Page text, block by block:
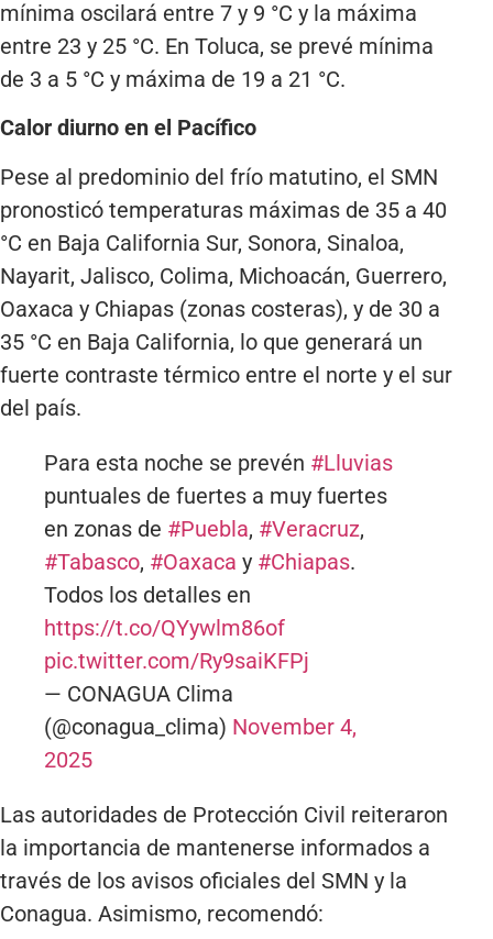
mínima oscilará entre 7 y 9 °C y la máxima
entre 23 y 25 °C. En Toluca, se prevé mínima
de 3 a 5 °C y máxima de 19 a 21 °C.
Calor diurno en el Pacífico
Pese al predominio del frío matutino, el SMN
pronosticó temperaturas máximas de 35 a 40
°C en Baja California Sur, Sonora, Sinaloa,
Nayarit, Jalisco, Colima, Michoacán, Guerrero,
Oaxaca y Chiapas (zonas costeras), y de 30 a
35 °C en Baja California, lo que generará un
fuerte contraste térmico entre el norte y el sur
del país.
Para esta noche se prevén #Lluvias
puntuales de fuertes a muy fuertes
en zonas de #Puebla, #Veracruz,
#Tabasco, #Oaxaca y #Chiapas.
Todos los detalles en
https://t.co/QYywlm86of
pic.twitter.com/Ry9saiKFPj
— CONAGUA Clima
(@conagua_clima) November 4,
2025
Las autoridades de Protección Civil reiteraron
la importancia de mantenerse informados a
través de los avisos oficiales del SMN y la
Conagua. Asimismo, recomendó: